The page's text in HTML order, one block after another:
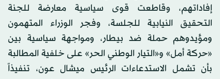
إفاداتهم، وقاطعت قوى سياسية معارضة للجنة
التحقيق النيابية للجلسة، وفجر الوزراء المتهمون
ومؤيدوهم حملة ضد بيطار، ومواجهة سياسية بين
«حركة أمل» و«التيار الوطني الحر» على خلفية المطالبة
بأن تشمل الاستدعاءات الرئيس ميشال عون، تنفيذاً